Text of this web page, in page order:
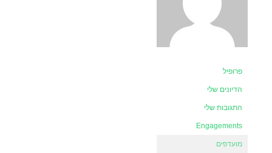
פרופיל
הדיונים שלי
התגובות שלי
Engagements
מועדפים